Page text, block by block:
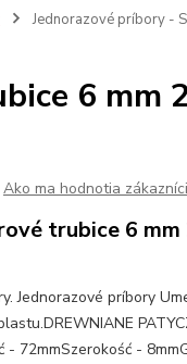
Jednorazové príbory -
6 mm
Ako ma hodnotia zákazníci
trubice 6 mm
Jednorazové príbory
- 72mmSzerokość -